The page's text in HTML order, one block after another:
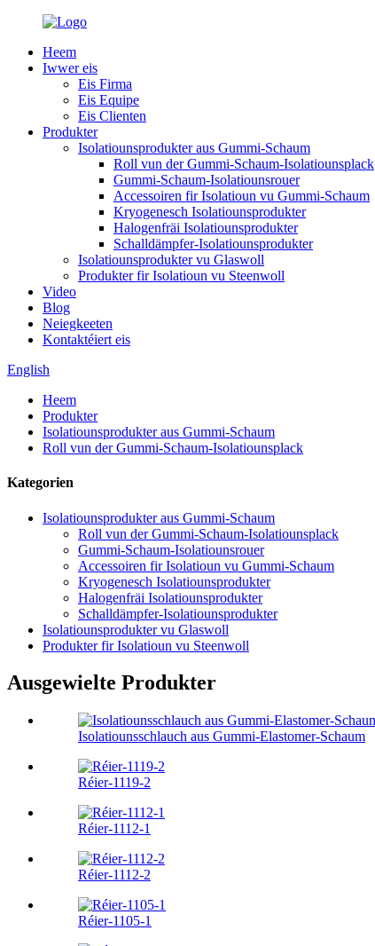
Heem
Iwwer eis
Eis Firma
Eis Equipe
Eis Clienten
Produkter
Isolatiounsprodukter aus Gummi-Schaum
Roll vun der Gummi-Schaum-Isolatiounsplack
Gummi-Schaum-Isolatiounsrouer
Accessoiren fir Isolatioun vu Gummi-Schaum
Kryogenesch Isolatiounsprodukter
Halogenfräi Isolatiounsprodukter
Schalldämpfer-Isolatiounsprodukter
Isolatiounsprodukter vu Glaswoll
Produkter fir Isolatioun vu Steenwoll
Video
Blog
Neiegkeeten
Kontaktéiert eis
English
Heem
Produkter
Isolatiounsprodukter aus Gummi-Schaum
Roll vun der Gummi-Schaum-Isolatiounsplack
Kategorien
Isolatiounsprodukter aus Gummi-Schaum
Roll vun der Gummi-Schaum-Isolatiounsplack
Gummi-Schaum-Isolatiounsrouer
Accessoiren fir Isolatioun vu Gummi-Schaum
Kryogenesch Isolatiounsprodukter
Halogenfräi Isolatiounsprodukter
Schalldämpfer-Isolatiounsprodukter
Isolatiounsprodukter vu Glaswoll
Produkter fir Isolatioun vu Steenwoll
Ausgewielte Produkter
Isolatiounsschlauch aus Gummi-Elastomer-Schaum
Réier-1119-2
Réier-1112-1
Réier-1112-2
Réier-1105-1